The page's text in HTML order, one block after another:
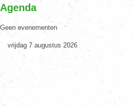
Agenda
Geen evenementen
vrijdag 7 augustus 2026